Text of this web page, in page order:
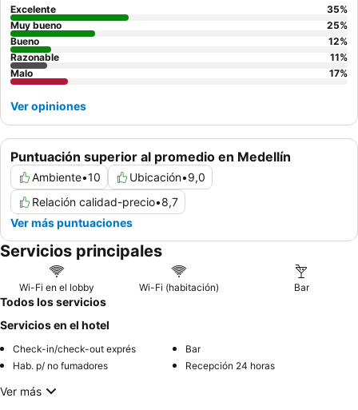
Puntuación superior al promedio en Medellín
Ambiente•10 Ubicación•9,0
Relación calidad-precio•8,7
Ver más puntuaciones
Excelente 35%
Muy bueno
25%
Bueno
12%
Razonable
11%
Malo
17%
Ver opiniones
Servicios principales
Wi-Fi en el lobby Wi-Fi (habitación) Bar
Todos los servicios
Servicios en el hotel
Check-in/check-out exprés
Bar
Hab. p/ no fumadores
Recepción 24 horas
Ver más